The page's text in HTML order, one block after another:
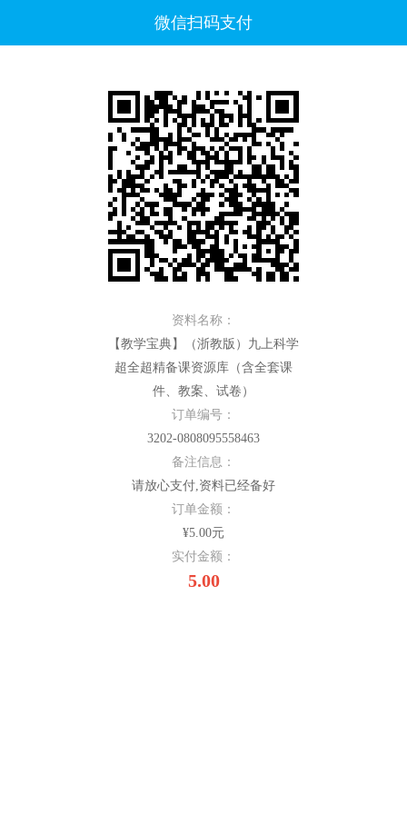
微信扫码支付
资料名称：
【教学宝典】（浙教版）九上科学
超全超精备课资源库（含全套课
件、教案、试卷）
订单编号：
3202-0808095558463
备注信息：
请放心支付,资料已经备好
订单金额：
¥5.00元
实付金额：
5.00